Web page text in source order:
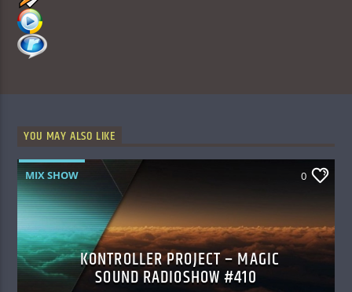
YOU MAY ALSO LIKE
MIX SHOW 0
KONTROLLER PROJECT – MAGIC
SOUND RADIOSHOW #410